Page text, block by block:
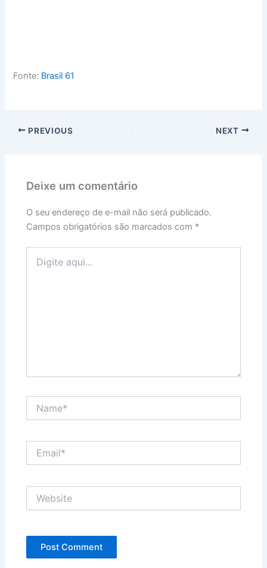
Fonte: Brasil 61
PREVIOUS NEXT
Deixe um comentário
O seu endereço de e-mail não será publicado.
Campos obrigatórios são marcados com *
aqui...